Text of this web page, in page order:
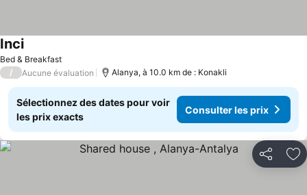
Bed & Breakfast
InciConsulter les prix
/ Aucune évaluation Alanya, à 10.0 km de : Konakli
Sélectionnez des dates pour voir
les prix exacts
Consulter les prix
Partager